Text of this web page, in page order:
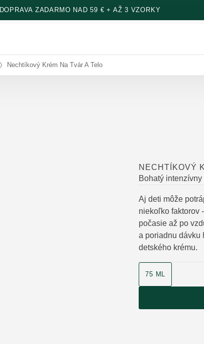
DOPRAVA ZADARMO NAD 59 € + AŽ 3 VZORKY
Nechtíkový Krém Na Tvár A Telo
NECHTÍKOVÝ
Bohatý
Aj deti môže
niekoľko faktorov
počasie až po
a poriadnu dávku
detského krému.
75 ML